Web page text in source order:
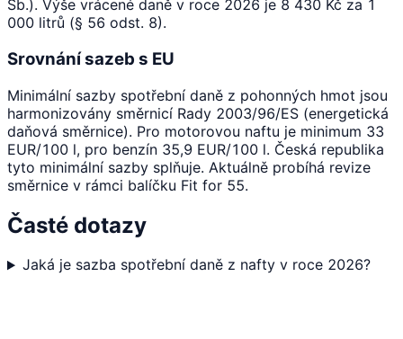
Sb.). Výše vrácené daně v roce 2026 je 8 430 Kč za 1
000 litrů (§ 56 odst. 8).
Srovnání sazeb s EU
Minimální sazby spotřební daně z pohonných hmot jsou
harmonizovány směrnicí Rady 2003/96/ES (energetická
daňová směrnice). Pro motorovou naftu je minimum 33
EUR/100 l, pro benzín 35,9 EUR/100 l. Česká republika
tyto minimální sazby splňuje. Aktuálně probíhá revize
směrnice v rámci balíčku Fit for 55.
Časté dotazy
Jaká je sazba spotřební daně z nafty v roce 2026?